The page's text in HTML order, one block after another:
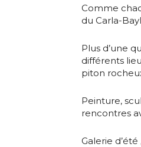
Comme
du Carla-
Plus d’une
différents
piton
Peinture,
rencontres
Galerie d’été